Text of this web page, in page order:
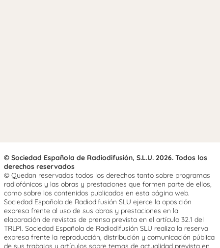
© Sociedad Española de Radiodifusión, S.L.U. 2026. Todos los
derechos reservados
© Quedan reservados todos los derechos tanto sobre programas
radiofónicos y las obras y prestaciones que formen parte de ellos,
como sobre los contenidos publicados en esta página web.
Sociedad Española de Radiodifusión SLU ejerce la oposición
expresa frente al uso de sus obras y prestaciones en la
elaboración de revistas de prensa prevista en el artículo 32.1 del
TRLPI. Sociedad Española de Radiodifusión SLU realiza la reserva
expresa frente la reproducción, distribución y comunicación pública
de sus trabajos y artículos sobre temas de actualidad prevista en